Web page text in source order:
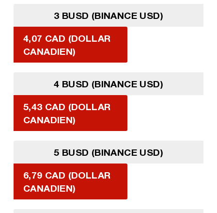
3 BUSD (BINANCE USD)
4,07 CAD (DOLLAR
CANADIEN)
4 BUSD (BINANCE USD)
5,43 CAD (DOLLAR
CANADIEN)
5 BUSD (BINANCE USD)
6,79 CAD (DOLLAR
CANADIEN)